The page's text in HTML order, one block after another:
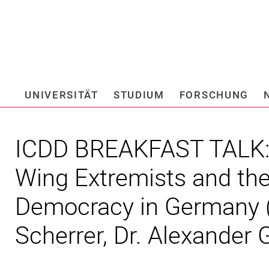
Springe direkt zu:
UNIVERSITÄT STUDIUM FORSCHUNG
ICDD BREAKFAST
Wing Extremists and
Democracy in
Scherrer, Dr. Alexander